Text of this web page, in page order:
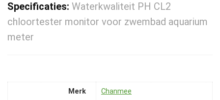
Specificaties: Waterkwaliteit PH CL2
chloortester monitor voor zwembad aquarium
meter
Merk ‎Chanmee